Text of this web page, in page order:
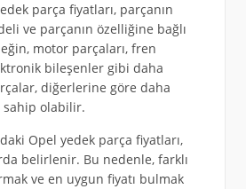
parça fiyatları, parçanın
ve parçanın özelliğine bağlı
motor parçaları, fren
bileşenler gibi daha
diğerlerine göre daha
sahip olabilir.
Opel yedek parça fiyatları,
belirlenir. Bu nedenle, farklı
ve en uygun fiyatı bulmak